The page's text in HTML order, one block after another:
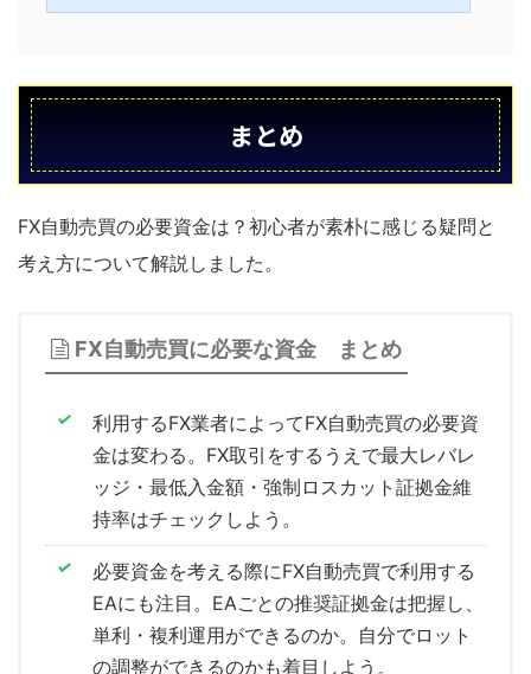
トラブルや、出金拒否などは大丈夫か心配な方 ...
まとめ
FX自動売買の必要資金は？初心者が素朴に感じる疑問と
考え方について解説しました。
FX自動売買に必要な資金 まとめ
利用するFX業者によってFX自動売買の必要資
金は変わる。FX取引をするうえで最大レバレ
ッジ・最低入金額・強制ロスカット証拠金維
持率はチェックしよう。
必要資金を考える際にFX自動売買で利用する
EAにも注目。EAごとの推奨証拠金は把握し、
単利・複利運用ができるのか。自分でロット
の調整ができるのかも着目しよう。